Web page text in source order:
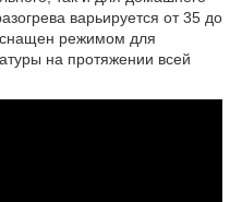
варьируется от 35 до
режимом для
на протяжении всей